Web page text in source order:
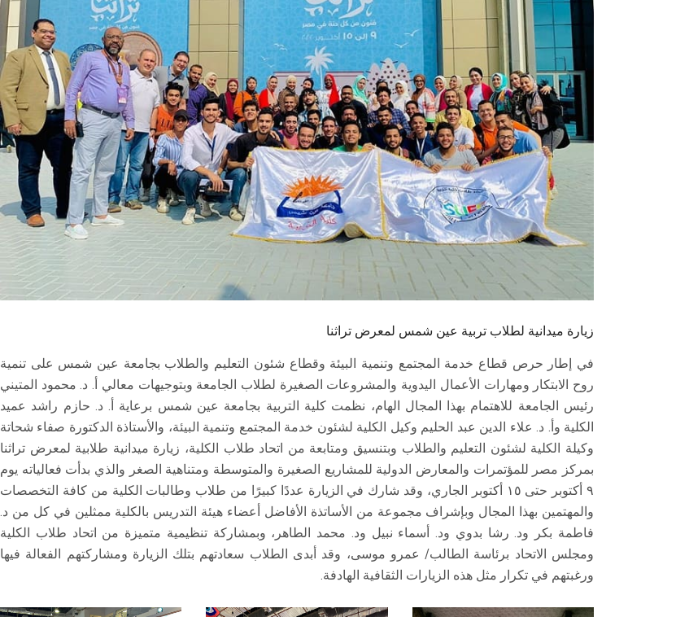
زيارة ميدانية لطلاب تربية عين شمس لمعرض تراثنا
في إطار حرص قطاع خدمة المجتمع وتنمية البيئة وقطاع شئون التعليم والطلاب بجامعة عين شمس على تنمية
روح الابتكار ومهارات الأعمال اليدوية والمشروعات الصغيرة لطلاب الجامعة وبتوجيهات معالي أ. د. محمود المتيني
رئيس الجامعة للاهتمام بهذا المجال الهام، نظمت كلية التربية بجامعة عين شمس برعاية أ. د. حازم راشد عميد
الكلية وأ. د. علاء الدين عبد الحليم وكيل الكلية لشئون خدمة المجتمع وتنمية البيئة، والأستاذة الدكتورة صفاء شحاتة
وكيلة الكلية لشئون التعليم والطلاب وبتنسيق ومتابعة من اتحاد طلاب الكلية، زيارة ميدانية طلابية لمعرض تراثنا
بمركز مصر للمؤتمرات والمعارض الدولية للمشاريع الصغيرة والمتوسطة ومتناهية الصغر والذي بدأت فعالياته يوم
٩ أكتوبر حتى ١٥ أكتوبر الجاري، وقد شارك في الزيارة عددًا كبيرًا من طلاب وطالبات الكلية من كافة التخصصات
والمهتمين بهذا المجال وبإشراف مجموعة من الأساتذة الأفاضل أعضاء هيئة التدريس بالكلية ممثلين في كل من د.
فاطمة بكر ود. رشا بدوي ود. أسماء نبيل ود. محمد الطاهر، وبمشاركة تنظيمية متميزة من اتحاد طلاب الكلية
ومجلس الاتحاد برئاسة الطالب/ عمرو موسى، وقد أبدى الطلاب سعادتهم بتلك الزيارة ومشاركتهم الفعالة فيها
ورغبتهم في تكرار مثل هذه الزيارات الثقافية الهادفة.